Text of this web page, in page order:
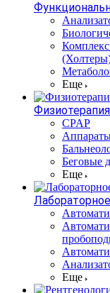
Еще
CPAP
Беговые
Еще
Еще